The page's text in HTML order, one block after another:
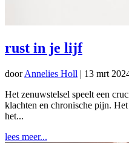
rust in je lijf
doorAnnelies Holl | 13 mrt
Het zenuwstelsel speelt een
klachten en chronische pijn.
het...
lees meer...